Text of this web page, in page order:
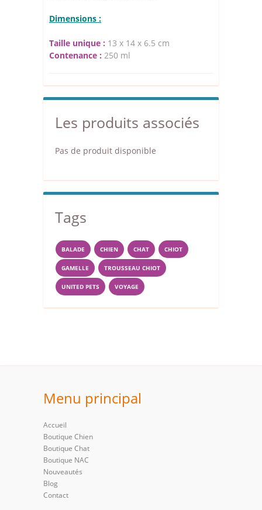
Dimensions :
Taille unique : 13 x 14 x 6.5 cm
Contenance : 250 ml
Les produits associés
Pas de produit disponible
Tags
BALADE CHIEN CHAT CHIOT
GAMELLE TROUSSEAU CHIOT
UNITED PETS VOYAGE
Menu principal
Accueil
Boutique Chien
Boutique Chat
Boutique NAC
Nouveautés
Blog
Contact